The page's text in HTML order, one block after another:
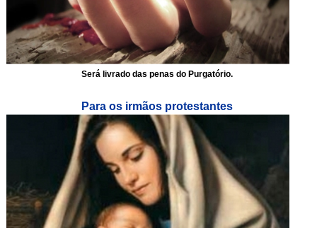
Será livrado das penas do Purgatório.
Para os irmãos protestantes